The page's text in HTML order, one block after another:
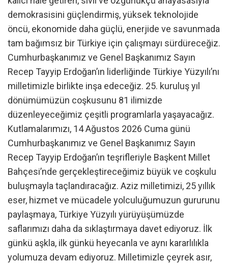
demokrasisini güçlendirmiş, yüksek teknolojide
öncü, ekonomide daha güçlü, enerjide ve savunmada
tam bağımsız bir Türkiye için çalışmayı sürdüreceğiz.
Cumhurbaşkanımız ve Genel Başkanımız Sayın
Recep Tayyip Erdoğan’ın liderliğinde Türkiye Yüzyılı’nı
milletimizle birlikte inşa edeceğiz. 25. kuruluş yıl
dönümümüzün coşkusunu 81 ilimizde
düzenleyeceğimiz çeşitli programlarla yaşayacağız.
Kutlamalarımızı, 14 Ağustos 2026 Cuma günü
Cumhurbaşkanımız ve Genel Başkanımız Sayın
Recep Tayyip Erdoğan’ın teşrifleriyle Başkent Millet
Bahçesi’nde gerçekleştireceğimiz büyük ve coşkulu
buluşmayla taçlandıracağız. Aziz milletimizi, 25 yıllık
eser, hizmet ve mücadele yolculuğumuzun gururunu
paylaşmaya, Türkiye Yüzyılı yürüyüşümüzde
saflarımızı daha da sıklaştırmaya davet ediyoruz. İlk
günkü aşkla, ilk günkü heyecanla ve aynı kararlılıkla
yolumuza devam ediyoruz. Milletimizle çeyrek asır,